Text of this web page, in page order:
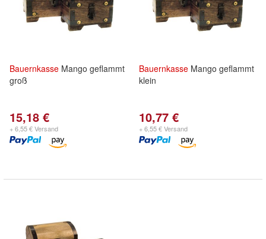
Bauernkasse Mango geflammt
groß
15,18 €
+ 6,55 € Versand
Bauernkasse Mango geflammt
klein
10,77 €
+ 6,55 € Versand